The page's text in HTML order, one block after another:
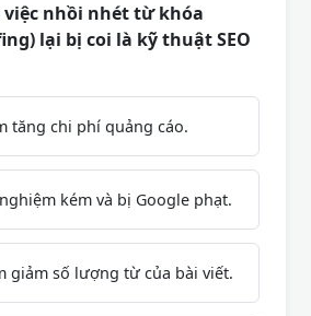
việc nhồi nhét từ khóa
lại bị coi là kỹ thuật SEO
tăng chi phí quảng cáo.
kém và bị Google phạt.
giảm số lượng từ của bài viết.